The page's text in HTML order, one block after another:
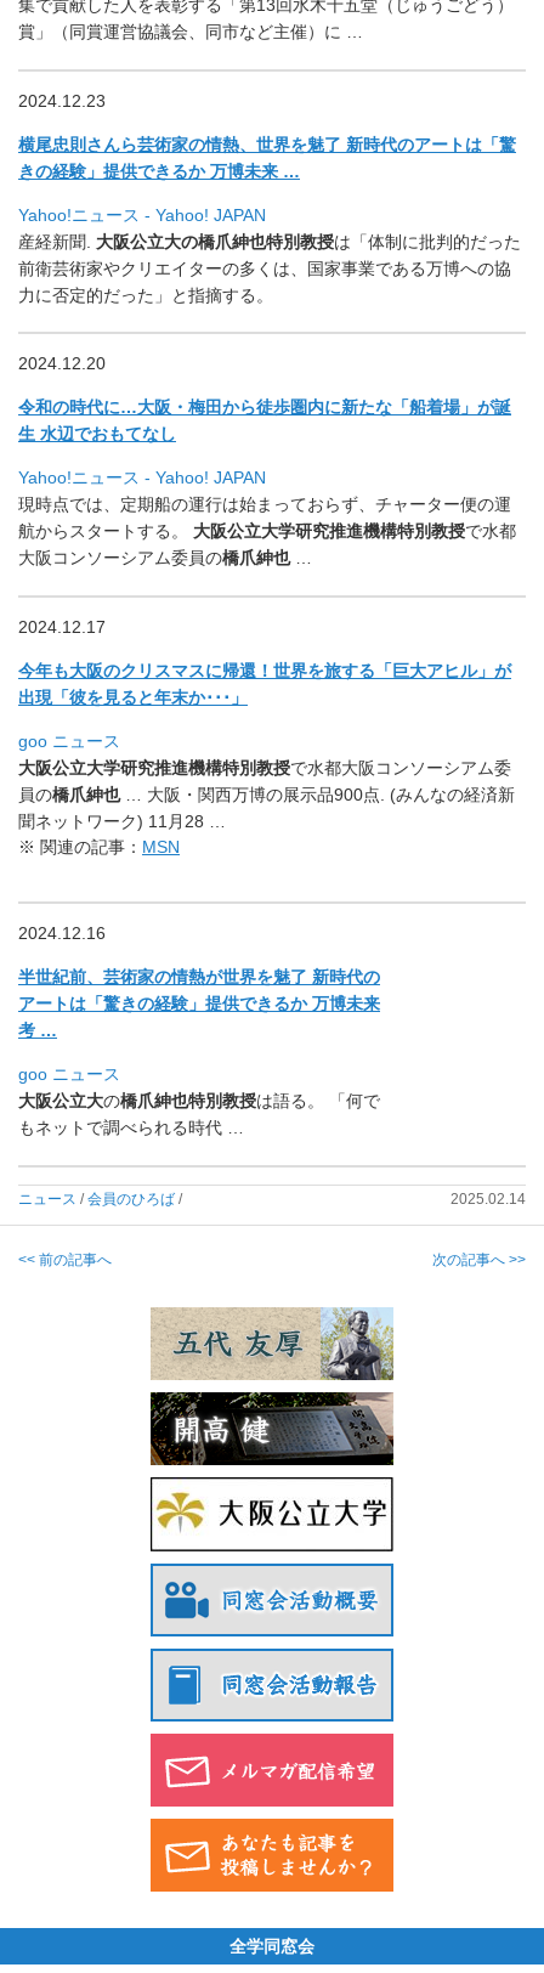
集で貢献した人を表彰する「 第13回水木十五堂（じゅうごどう）
賞」（同賞運営協議会、 同市など主催）に …
2024.12.23
横尾忠則さんら芸術家の情熱、世界を魅了 新時代のアートは「驚
きの経験」提供できるか 万博未来 …
Yahoo!ニュース - Yahoo! JAPAN
産経新聞. 大阪公立大の橋爪紳也特別教授は「体制に批判的だった
前衛芸術家やクリエイターの多くは、 国家事業である万博への協
力に否定的だった」と指摘する。
2024.12.20
令和の時代に…大阪・梅田から徒歩圏内に新たな「船着場」が誕
生 水辺でおもてなし
Yahoo!ニュース - Yahoo! JAPAN
現時点では、定期船の運行は始まっておらず、 チャーター便の運
航からスタートする。 大阪公立大学研究推進機構特別教授で水都
大阪コンソーシアム委員の橋爪紳也…
2024.12.17
今年も大阪のクリスマスに帰還！世界を旅する「巨大アヒル」 が
出現「彼を見ると年末か･･･」
goo ニュース
大阪公立大学研究推進機構特別教授で水都大阪コンソーシアム委
員の橋爪紳也… 大阪・関西万博の展示品900点. (みんなの経済新
聞ネットワーク) 11月28 …
※ 関連の記事： MSN
2024.12.16
半世紀前、芸術家の情熱が世界を魅了 新時代の
アートは「驚きの経験」提供できるか 万博未来
考 …
goo ニュース
大阪公立大の橋爪紳也特別教授は語る。 「何で
もネットで調べられる時代 …
ニュース /会員のひろば / 2025.02.14
<< 前の記事へ 次の記事へ >>
全学同窓会